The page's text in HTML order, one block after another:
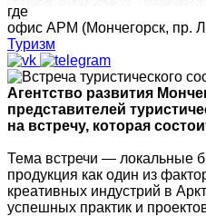
где
офис АРМ (Мончегорск, пр.
Туризм
Агентство развития
представителей
на встречу, которая
Тема встречи — локальные
продукция как один из
креативных индустрий в
успешных практик и